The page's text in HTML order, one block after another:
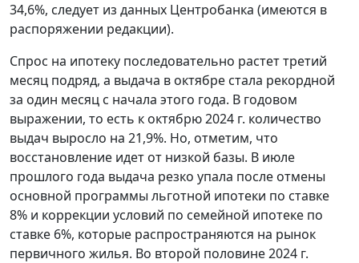
34,6%, следует из данных Центробанка (имеются в
распоряжении редакции).
Спрос на ипотеку последовательно растет третий
месяц подряд, а выдача в октябре стала рекордной
за один месяц с начала этого года. В годовом
выражении, то есть к октябрю 2024 г. количество
выдач выросло на 21,9%. Но, отметим, что
восстановление идет от низкой базы. В июле
прошлого года выдача резко упала после отмены
основной программы льготной ипотеки по ставке
8% и коррекции условий по семейной ипотеке по
ставке 6%, которые распространяются на рынок
первичного жилья. Во второй половине 2024 г.